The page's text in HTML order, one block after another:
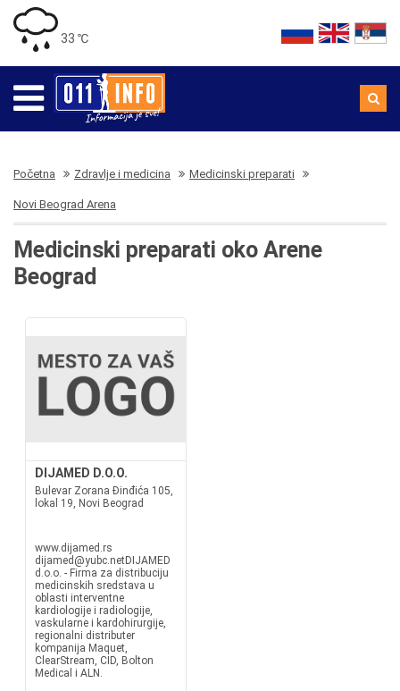
33 ℃
Početna Zdravlje i medicina Medicinski preparati
Novi Beograd Arena
Medicinski preparati oko Arene
Beograd
DIJAMED D.O.O.
Bulevar Zorana Đinđića 105,
lokal 19, Novi Beograd
www.dijamed.rs
dijamed@yubc.netDIJAMED
d.o.o. - Firma za distribuciju
medicinskih sredstava u
oblasti interventne
kardiologije i radiologije,
vaskularne i kardohirurgije,
regionalni distributer
kompanija Maquet,
ClearStream, CID, Bolton
Medical i ALN.